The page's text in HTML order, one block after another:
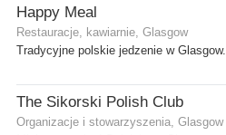
Happy Meal
Restauracje, kawiarnie, Glasgow
Tradycyjne polskie jedzenie w Glasgow.
The Sikorski Polish Club
Organizacje i stowarzyszenia, Glasgow